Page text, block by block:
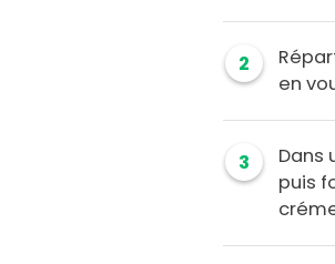
2
en
3
Dans
puis